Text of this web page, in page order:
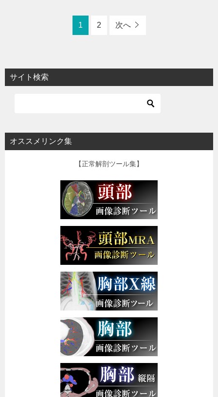
1 2 次へ
サイト検索
オススメリンク集
【正常解剖ツール集】